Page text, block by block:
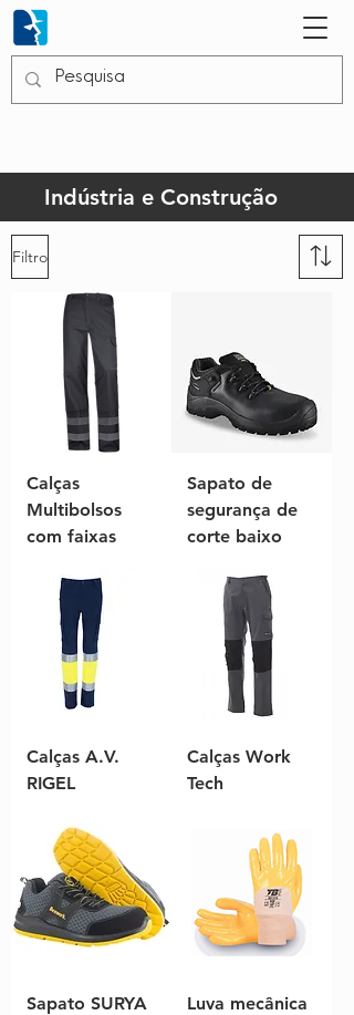
Indústria e Construção
Filtro
Calças
Multibolsos
com faixas
Sapato de
segurança de
corte baixo
Calças A.V.
RIGEL
Calças Work
Tech
Sapato SURYA
Luva mecânica